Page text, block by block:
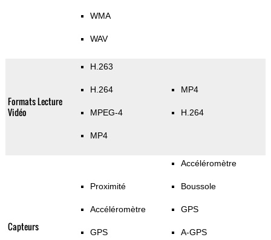
WMA
WAV
Formats Lecture
Vidéo
H.263
H.264
MPEG-4
MP4
MP4
H.264
Capteurs
Proximité
Accéléromètre
GPS
Accéléromètre
Boussole
GPS
A-GPS